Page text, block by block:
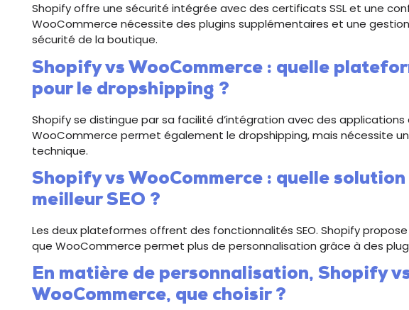
Shopify offre une sécurité intégrée avec des certificats SSL et une
WooCommerce nécessite des plugins supplémentaires et une
sécurité de la boutique.
Shopify vs WooCommerce : quelle
pour le dropshipping ?
Shopify se distingue par sa facilité d’intégration avec des applications
WooCommerce permet également le dropshipping, mais nécessite
technique.
Shopify vs WooCommerce : quelle
meilleur SEO ?
Les deux plateformes offrent des fonctionnalités SEO. Shopify
que WooCommerce permet plus de personnalisation grâce à des
En matière de personnalisation, Shopify
WooCommerce, que choisir ?